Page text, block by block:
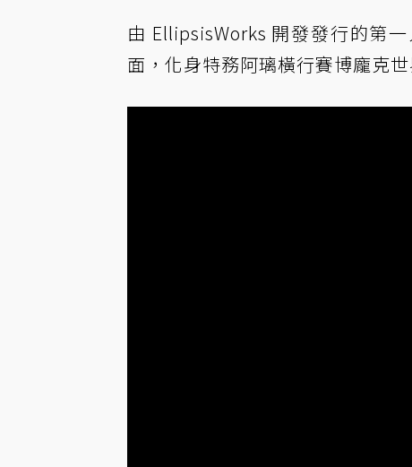
由 EllipsisWorks 開發發行的第
面，化身特務阿璃橫行賽博龐克世